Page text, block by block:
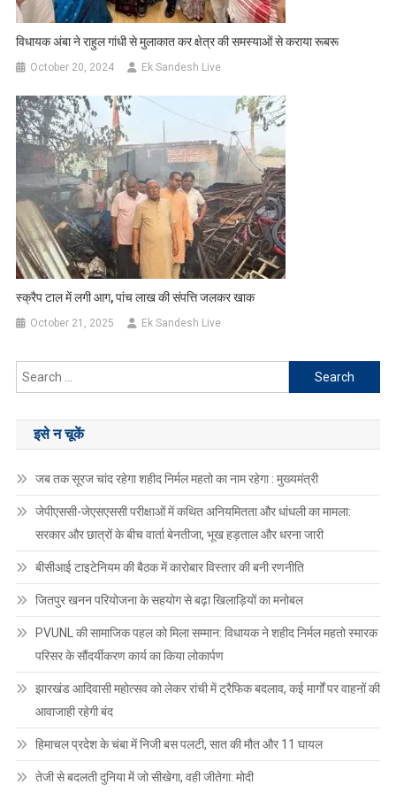
विधायक अंबा ने राहुल गांधी से मुलाकात कर क्षेत्र की समस्याओं से कराया रूबरू
October 20, 2024 Ek Sandesh Live
स्क्रैप टाल में लगी आग, पांच लाख की संपत्ति जलकर खाक
October 21, 2025 Ek Sandesh Live
Search
for:
इसे न चूकें
जब तक सूरज चांद रहेगा शहीद निर्मल महतो का नाम रहेगा : मुख्यमंत्री
जेपीएससी-जेएसएससी परीक्षाओं में कथित अनियमितता और धांधली का मामला:
सरकार और छात्रों के बीच वार्ता बेनतीजा, भूख हड़ताल और धरना जारी
बीसीआई टाइटेनियम की बैठक में कारोबार विस्तार की बनी रणनीति
जितपुर खनन परियोजना के सहयोग से बढ़ा खिलाड़ियों का मनोबल
PVUNL की सामाजिक पहल को मिला सम्मान: विधायक ने शहीद निर्मल महतो स्मारक
परिसर के सौंदर्यीकरण कार्य का किया लोकार्पण
झारखंड आदिवासी महोत्सव को लेकर रांची में ट्रैफिक बदलाव, कई मार्गों पर वाहनों की
आवाजाही रहेगी बंद
हिमाचल प्रदेश के चंबा में निजी बस पलटी, सात की मौत और 11 घायल
तेजी से बदलती दुनिया में जो सीखेगा, वही जीतेगा: मोदी